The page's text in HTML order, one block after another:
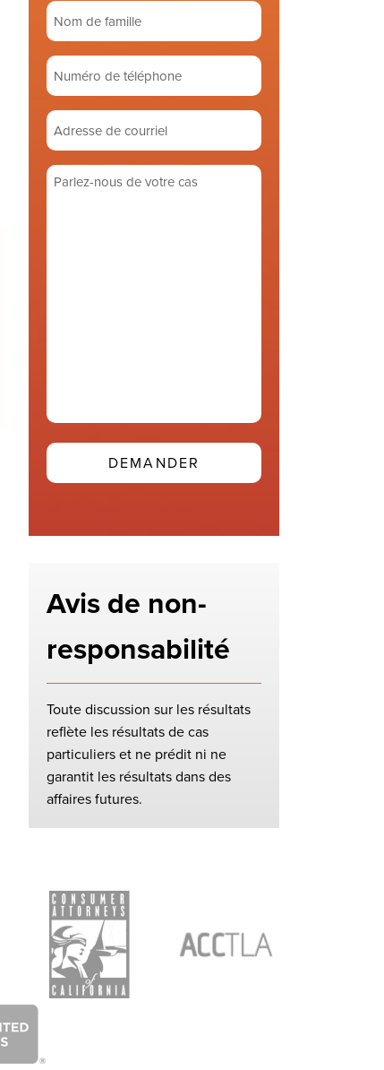
Nom
de
famille
(Required)
Numéro
de
téléphone
Adresse
de
courriel
(Required)
Parlez-
Avis de non-
responsabilité
Toute discussion sur les résultats
reflète les résultats de cas
particuliers et ne prédit ni ne
garantit les résultats dans des
affaires futures.